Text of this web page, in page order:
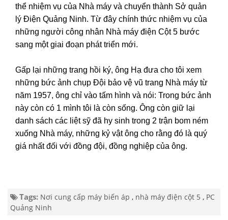
thể nhiệm vụ của Nhà máy và chuyển thành Sở quản
lý Điện Quảng Ninh. Từ đây chính thức nhiệm vụ của
những người công nhân Nhà máy điện Cột 5 bước
sang một giai đoạn phát triển mới.
Gấp lại những trang hồi ký, ông Hạ đưa cho tôi xem
những bức ảnh chụp Đội bảo vệ vũ trang Nhà máy từ
năm 1957, ông chỉ vào tấm hình và nói: Trong bức ảnh
này còn có 1 mình tôi là còn sống. Ông còn giữ lại
danh sách các liệt sỹ đã hy sinh trong 2 trận bom ném
xuống Nhà máy, những kỷ vật ông cho rằng đó là quý
giá nhất đối với đồng đội, đồng nghiệp của ông.
Tags: Nơi cung cấp máy biến áp , nhà máy điện cột 5 , PC
Quảng Ninh